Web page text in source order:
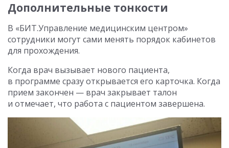
Дополнительные тонкости
В «БИТ.Управление медицинским центром»
сотрудники могут сами менять порядок кабинетов
для прохождения.
Когда врач вызывает нового пациента,
в программе сразу открывается его карточка. Когда
прием закончен — врач закрывает талон
и отмечает, что работа с пациентом завершена.